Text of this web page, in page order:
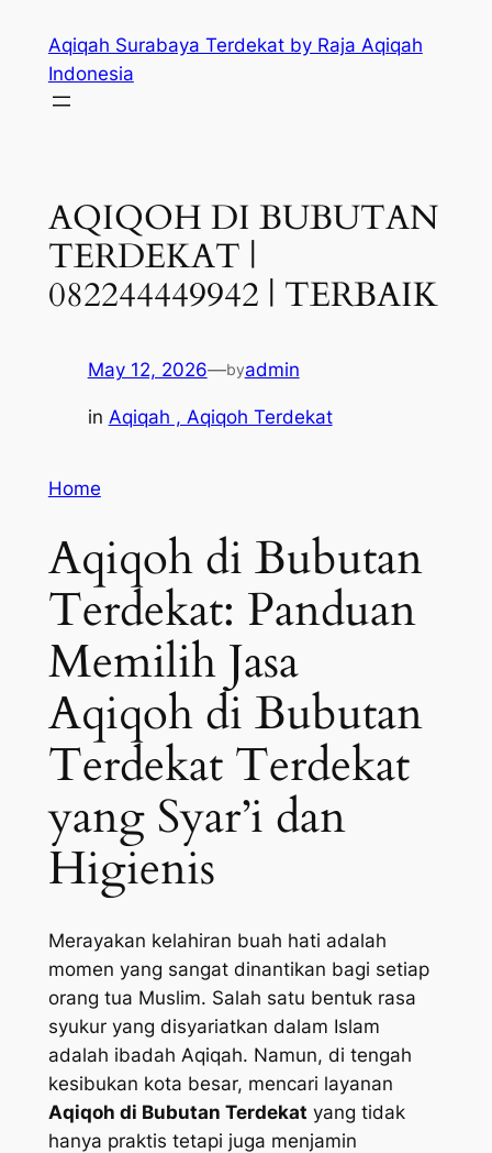
content
Aqiqah Surabaya Terdekat by Raja Aqiqah
Indonesia
AQIQOH DI BUBUTAN
TERDEKAT |
082244449942 | TERBAIK
May 12, 2026—byadmin
in Aqiqah , Aqiqoh Terdekat
Home
Aqiqoh di Bubutan
Terdekat: Panduan
Memilih Jasa
Aqiqoh di Bubutan
Terdekat Terdekat
yang Syar’i dan
Higienis
Merayakan kelahiran buah hati adalah
momen yang sangat dinantikan bagi setiap
orang tua Muslim. Salah satu bentuk rasa
syukur yang disyariatkan dalam Islam
adalah ibadah Aqiqah. Namun, di tengah
kesibukan kota besar, mencari layanan
Aqiqoh di Bubutan Terdekat yang tidak
hanya praktis tetapi juga menjamin